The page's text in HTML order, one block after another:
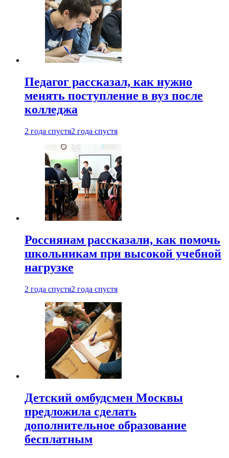
Педагог рассказал, как нужно
менять поступление в вуз после
колледжа
2 года спустя2 года спустя
Россиянам рассказали, как помочь
школьникам при высокой учебной
нагрузке
2 года спустя2 года спустя
Детский омбудсмен Москвы
предложила сделать
дополнительное образование
бесплатным